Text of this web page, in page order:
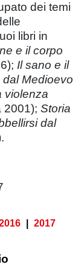
dei temi
libri in
e il corpo
Il sano e il
Medioevo
violenza
2001); Storia
dal
2017